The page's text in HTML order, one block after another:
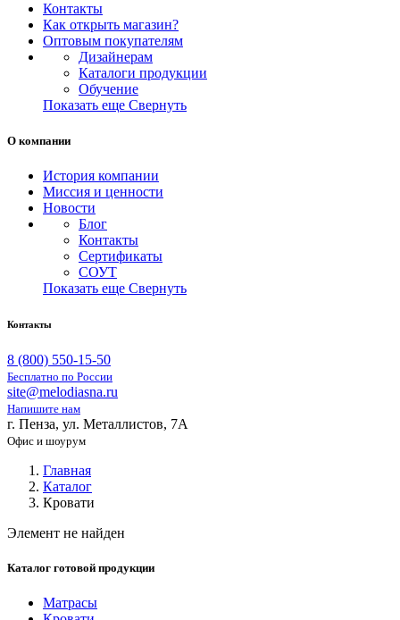
Контакты
Как открыть магазин?
Оптовым покупателям
Дизайнерам
Каталоги продукции
Обучение
Показать еще Свернуть
О компании
История компании
Миссия и ценности
Новости
Блог
Контакты
Сертификаты
СОУТ
Показать еще Свернуть
Контакты
8 (800) 550-15-50
Бесплатно по России
site@melodiasna.ru
Напишите нам
г. Пенза, ул. Металлистов, 7А
Офис и шоурум
Главная
Каталог
Кровати
Элемент не найден
Каталог готовой продукции
Матрасы